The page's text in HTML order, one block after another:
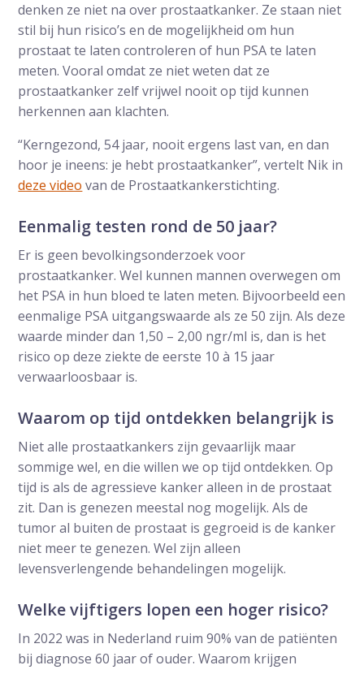
denken ze niet na over prostaatkanker. Ze staan niet
stil bij hun risico’s en de mogelijkheid om hun
prostaat te laten controleren of hun PSA te laten
meten. Vooral omdat ze niet weten dat ze
prostaatkanker zelf vrijwel nooit op tijd kunnen
herkennen aan klachten.
“Kerngezond, 54 jaar, nooit ergens last van, en dan
hoor je ineens: je hebt prostaatkanker”, vertelt Nik in
deze video van de Prostaatkankerstichting.
Eenmalig testen rond de 50 jaar?
Er is geen bevolkingsonderzoek voor
prostaatkanker. Wel kunnen mannen overwegen om
het PSA in hun bloed te laten meten. Bijvoorbeeld een
eenmalige PSA uitgangswaarde als ze 50 zijn. Als deze
waarde minder dan 1,50 – 2,00 ngr/ml is, dan is het
risico op deze ziekte de eerste 10 à 15 jaar
verwaarloosbaar is.
Waarom op tijd ontdekken belangrijk is
Niet alle prostaatkankers zijn gevaarlijk maar
sommige wel, en die willen we op tijd ontdekken. Op
tijd is als de agressieve kanker alleen in de prostaat
zit. Dan is genezen meestal nog mogelijk. Als de
tumor al buiten de prostaat is gegroeid is de kanker
niet meer te genezen. Wel zijn alleen
levensverlengende behandelingen mogelijk.
Welke vijftigers lopen een hoger risico?
In 2022 was in Nederland ruim 90% van de patiënten
bij diagnose 60 jaar of ouder. Waarom krijgen